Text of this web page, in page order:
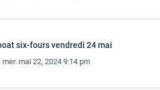
six-fours vendredi 24 mai
mer. mai 22, 2024 9:14 pm